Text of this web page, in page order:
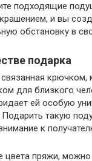
подходящие
и вы
обстановку в
подарка
крючком,
для близкого
ей особую
Подарить такую
к
цвета пряжи, можно